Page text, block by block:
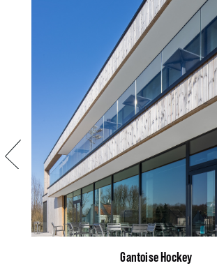
Précédent
Gantoise Hockey